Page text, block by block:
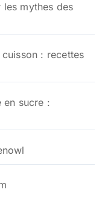
mythes des
: recettes
en sucre :